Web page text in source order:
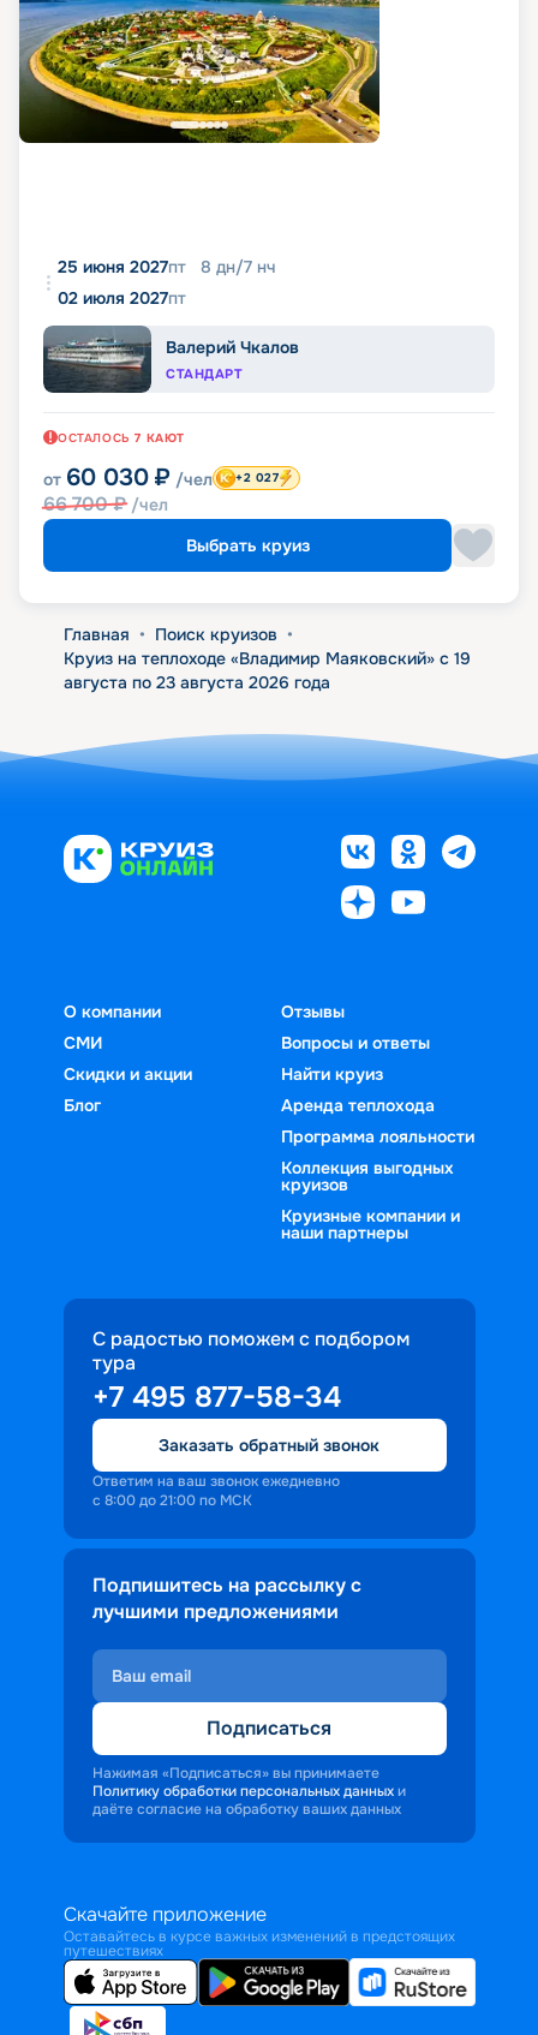
25 июня 2027пт 8 дн/7 нч
02 июля 2027пт
Валерий Чкалов
СТАНДАРТ
ОСТАЛОСЬ 7 КАЮТ
от 60 030 ₽ /чел
66 700₽ /чел
+2 027
Выбрать круиз
Главная • Поиск круизов •
Круиз на теплоходе «Владимир Маяковский» с 19
августа по 23 августа 2026 года
О компании
СМИ
Скидки и акции
Блог
Отзывы
Вопросы и ответы
Найти круиз
Аренда теплохода
Программа лояльности
Коллекция выгодных
круизов
Круизные компании и
наши партнеры
С радостью поможем с подбором
тура
+7 495 877-58-34
Заказать обратный звонок
Ответим на ваш звонок ежедневно
с 8:00 до 21:00 по МСК
Подпишитесь на рассылку с
лучшими предложениями
Подписаться
Нажимая «Подписаться» вы принимаете
Политику обработки персональных данных и
даёте согласие на обработку ваших данных
Скачайте приложение
Оставайтесь в курсе важных изменений в предстоящих
путешествиях